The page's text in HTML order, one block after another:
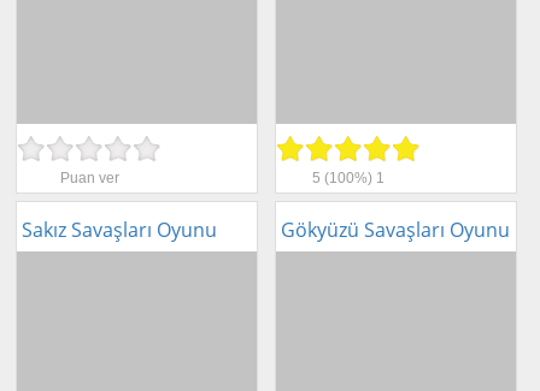
Puan ver 5 (100%) 1
Sakız Savaşları Oyunu Gökyüzü Savaşları Oyunu